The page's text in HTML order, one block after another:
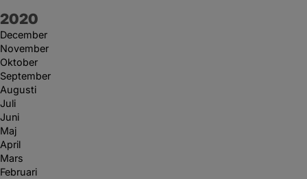
År:
2020
December
November
Oktober
September
Augusti
Juli
Juni
Maj
April
Mars
Februari